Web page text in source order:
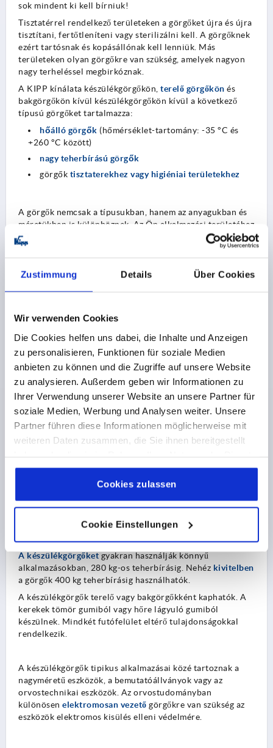
Zustimmung Details Über Cookies
Wir verwenden Cookies
Die Cookies helfen uns dabei, die Inhalte und Anzeigen
zu personalisieren, Funktionen für soziale Medien
anbieten zu können und die Zugriffe auf unsere Website
zu analysieren. Außerdem geben wir Informationen zu
Ihrer Verwendung unserer Website an unsere Partner für
soziale Medien, Werbung und Analysen weiter. Unsere
Partner führen diese Informationen möglicherweise mit
weiteren Daten zusammen, die Sie ihnen bereitgestellt
gesammelt haben.Cookie Richtlinien
Datenschutz|AGB
Cookies zulassen
Cookie Einstellungen
sok mindent ki kell bírniuk!
Tisztatérrel rendelkező területeken a görgőket újra és újra
tisztítani, fertőtleníteni vagy sterilizálni kell. A görgőknek
ezért tartósnak és kopásállónak kell lenniük. Más
területeken olyan görgőkre van szükség, amelyek nagyon
nagy terheléssel megbirkóznak.
A KIPP kínálata készülékgörgőkön, terelő görgőkön és
bakgörgőkön kívül készülékgörgőkön kívül a következő
típusú görgőket tartalmazza:
hőálló görgők (hőmérséklet-tartomány: -35 °C és
+260 °C között)
nagy teherbírású görgők
görgők tisztaterekhez vagy higiéniai területekhez
A görgők nemcsak a típusukban, hanem az anyagukban és
méretükben is különböznek. Az Ön alkalmazási területéhez
megfelelő kerekeket és görgőket kínálunk.
Terelő görgő vagy bakgörgő
megtalálhatóak bevásárlókocsikon, kórházi ágyakon vagy
mozgatható eszközök alatt. Még ha a hely korlátozott is, a
terelő görgők minden irányban vezérelhetők. A terelő
görgők azonban nem alkalmasak hosszabb egyenes
szakaszokra.
Itt jönnek képbe a bakgörgők. A bakgörgők nem
forgathatók, ezért tökéletesek az egyenes utakhoz. Csak
egy irányba haladhat egyenes vonalban, így biztonságosan
a pályán marad.
Mivel a feladat csak ritkán szól egyenes haladásról, és újra
gyakran használják a terelő görgő és a bakgörgő
kombinációját. Ebből a célból két terelő görgő van
mindkét erősségből profitál.
Készülékgörgők
A készülékgörgőket gyakran használják könnyű
alkalmazásokban, 280 kg-os teherbírásig. Nehéz kivitelben
a görgők 400 kg teherbírásig használhatók.
A készülékgörgők terelő vagy bakgörgőkként kaphatók. A
kerekek tömör gumiból vagy hőre lágyuló gumiból
készülnek. Mindkét futófelület eltérő tulajdonságokkal
rendelkezik.
A készülékgörgők tipikus alkalmazásai közé tartoznak a
nagyméretű eszközök, a bemutatóállványok vagy az
orvostechnikai eszközök. Az orvostudományban
különösen elektromosan vezető görgőkre van szükség az
eszközök elektromos kisülés elleni védelmére.